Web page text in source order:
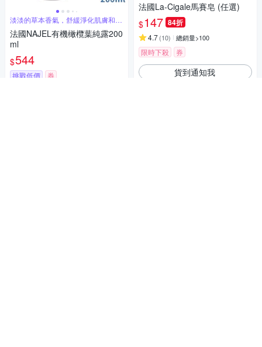
淡淡的草本香氣，舒緩淨化肌膚和頭
皮
法國NAJEL有機橄欖葉純露200
ml
$544
挑戰低價 券
法國La-Cigale馬賽皂 (任選)
$147 84折
4.7(10) 總銷量>100
限時下殺 券
貨到通知我